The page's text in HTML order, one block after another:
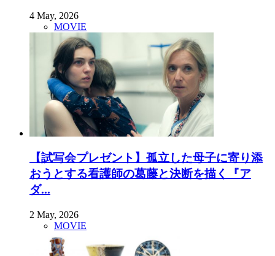
4 May, 2026
MOVIE
【試写会プレゼント】孤立した母子に寄り添
おうとする看護師の葛藤と決断を描く『ア
ダ...
2 May, 2026
MOVIE